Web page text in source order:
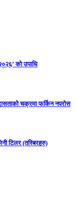
को उपाधि
चक्रमा फर्किन नपरोस
टिलर (तस्बिरहरु)